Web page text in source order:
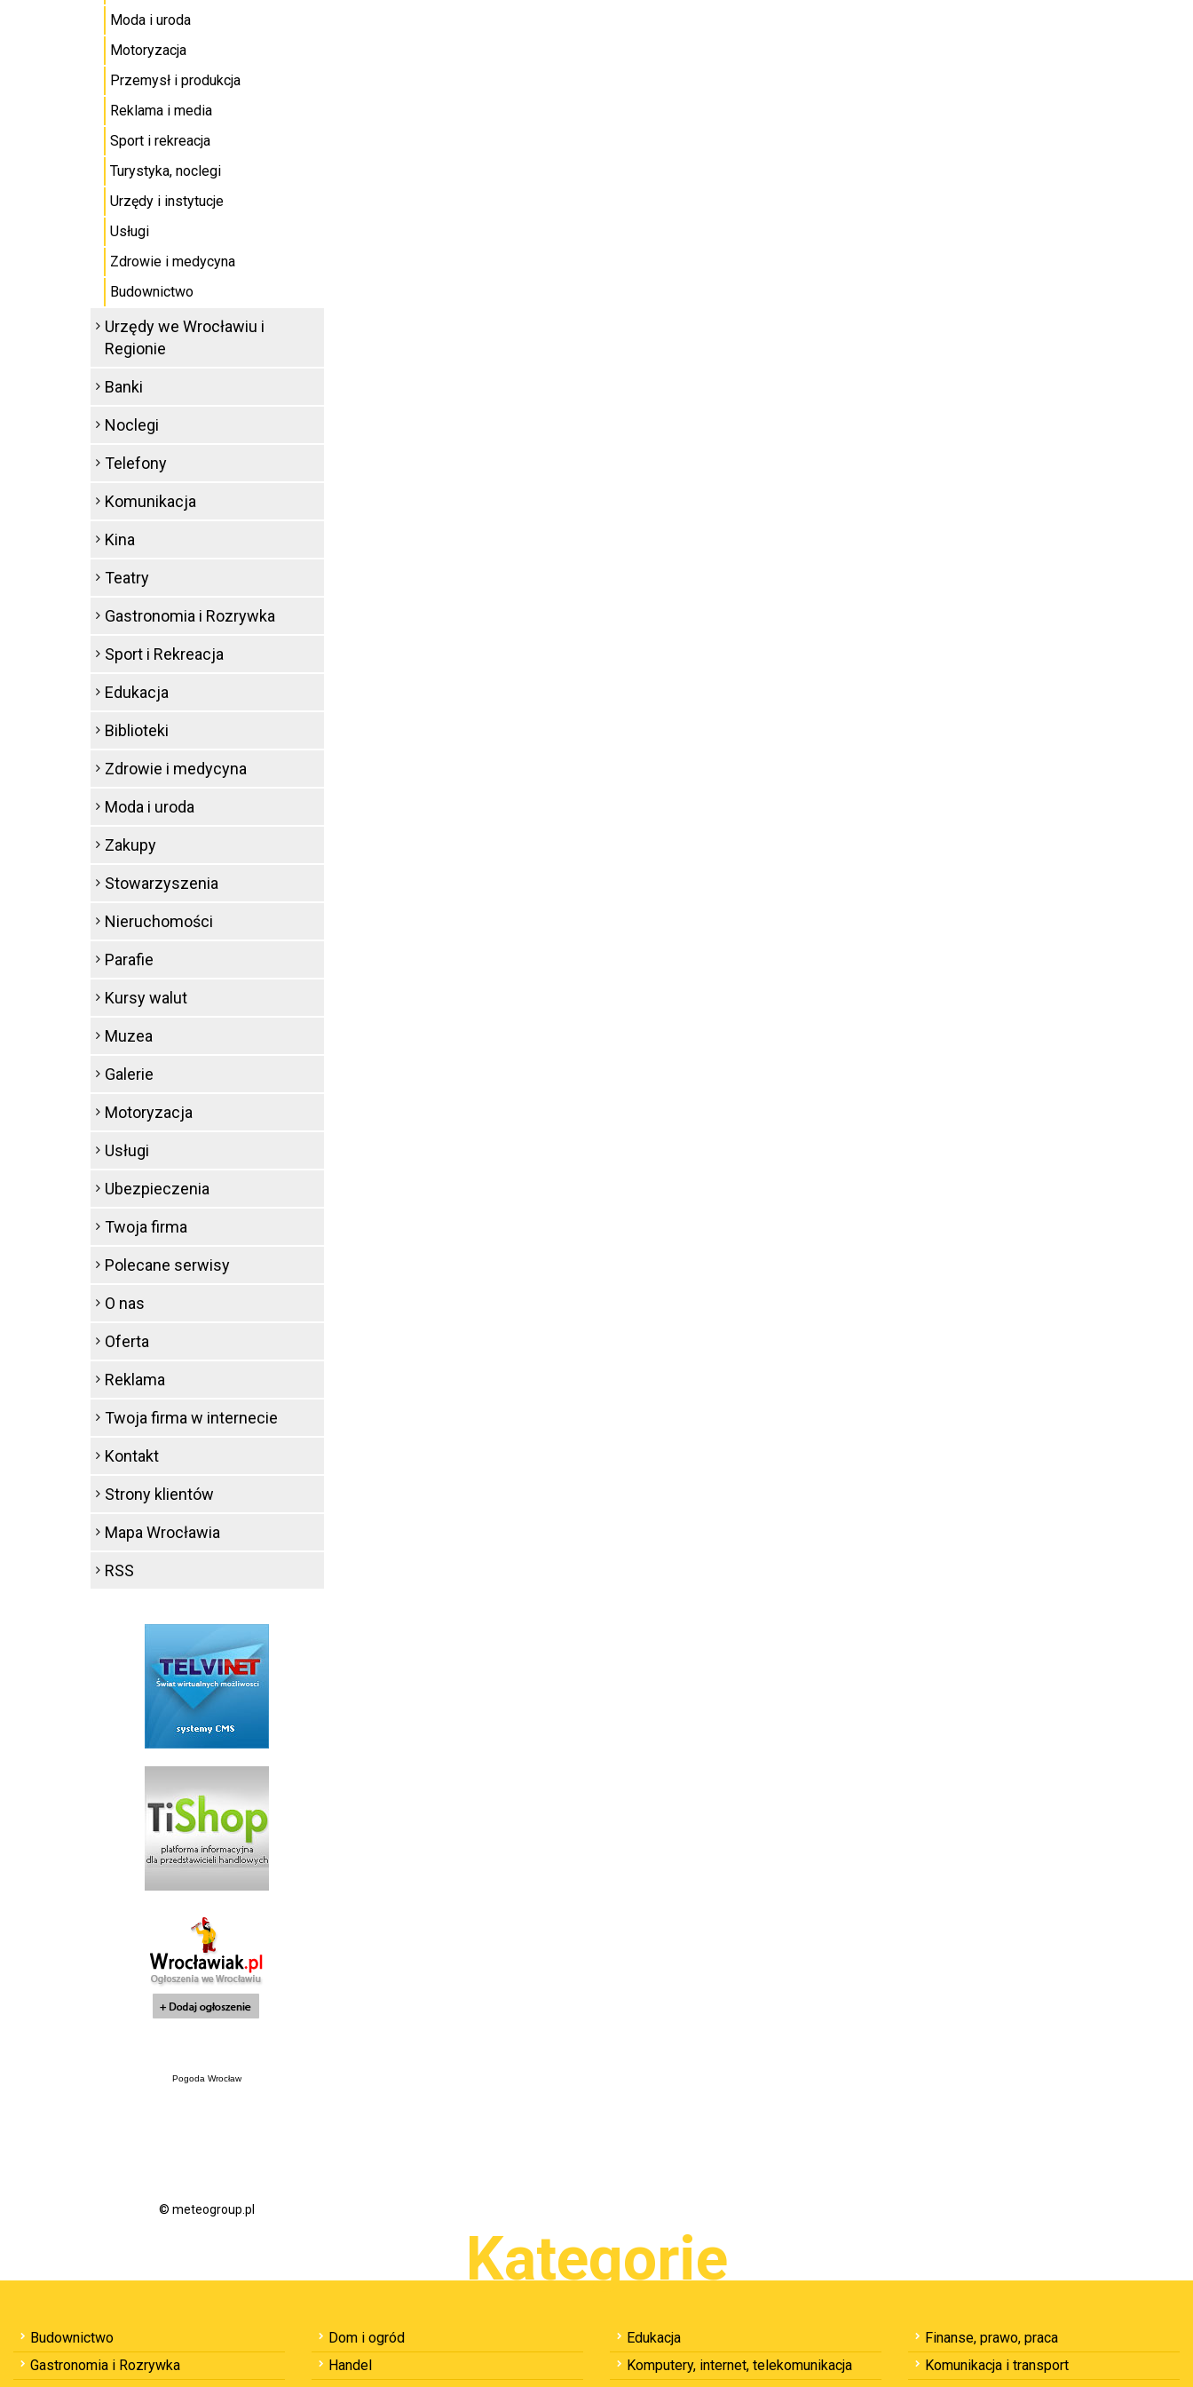
Moda i uroda
Motoryzacja
Przemysł i produkcja
Reklama i media
Sport i rekreacja
Turystyka, noclegi
Urzędy i instytucje
Usługi
Zdrowie i medycyna
Budownictwo
Urzędy we Wrocławiu i
Regionie
Banki
Noclegi
Telefony
Komunikacja
Kina
Teatry
Gastronomia i Rozrywka
Sport i Rekreacja
Edukacja
Biblioteki
Zdrowie i medycyna
Moda i uroda
Zakupy
Stowarzyszenia
Nieruchomości
Parafie
Kursy walut
Muzea
Galerie
Motoryzacja
Usługi
Ubezpieczenia
Twoja firma
Polecane serwisy
O nas
Oferta
Reklama
Twoja firma w internecie
Kontakt
Strony klientów
Mapa Wrocławia
RSS
Pogoda Wrocław
© meteogroup.pl
Kategorie
Budownictwo Dom i ogród Edukacja
Finanse, prawo, praca
Gastronomia i Rozrywka
Handel Komputery, internet, telekomunikacja
Komunikacja i transport